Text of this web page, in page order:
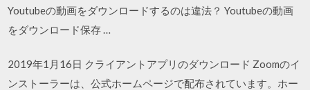
Youtubeの動画をダウンロードするのは違法？ Youtubeの動画
をダウンロード保存 …
2019年1月16日 クライアントアプリのダウンロード Zoomのイ
ンストーラーは、公式ホームページで配布されています。ホー